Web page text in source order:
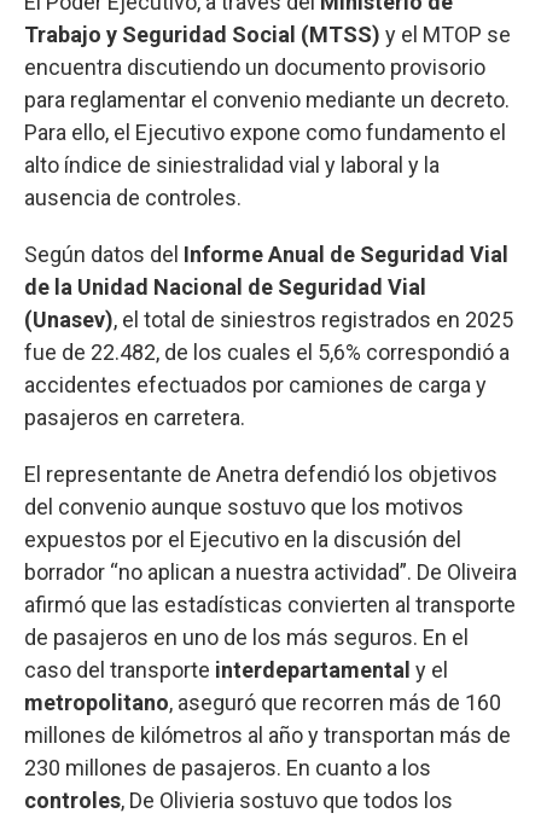
Trabajo y Seguridad Social (MTSS) y el MTOP se
encuentra discutiendo un documento provisorio
para reglamentar el convenio mediante un decreto.
Para ello, el Ejecutivo expone como fundamento el
alto índice de siniestralidad vial y laboral y la
ausencia de controles.
Según datos del Informe Anual de Seguridad Vial
de la Unidad Nacional de Seguridad Vial
(Unasev), el total de siniestros registrados en 2025
fue de 22.482, de los cuales el 5,6% correspondió a
accidentes efectuados por camiones de carga y
pasajeros en carretera.
El representante de Anetra defendió los objetivos
del convenio aunque sostuvo que los motivos
expuestos por el Ejecutivo en la discusión del
borrador “no aplican a nuestra actividad”. De Oliveira
afirmó que las estadísticas convierten al transporte
de pasajeros en uno de los más seguros. En el
caso del transporte interdepartamental y el
metropolitano, aseguró que recorren más de 160
millones de kilómetros al año y transportan más de
230 millones de pasajeros. En cuanto a los
controles, De Olivieria sostuvo que todos los